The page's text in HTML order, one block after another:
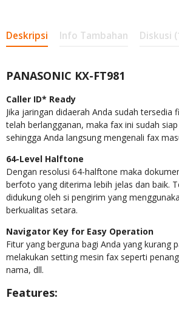
Deskripsi Info Tambahan Diskusi
PANASONIC KX-FT981
Caller ID* Ready
Jika jaringan didaerah Anda sudah tersedia
telah berlangganan, maka fax ini sudah
sehingga Anda langsung mengenali fax
64-Level Halftone
Dengan resolusi 64-halftone maka
berfoto yang diterima lebih jelas dan baik.
didukung oleh si pengirim yang
berkualitas setara.
Navigator Key for Easy Operation
Fitur yang berguna bagi Anda yang kurang
melakukan setting mesin fax seperti
nama, dll.
Features: